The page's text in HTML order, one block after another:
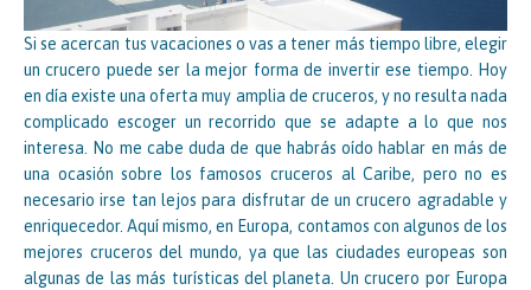
Si se acercan tus vacaciones o vas a tener más tiempo libre, elegir
un crucero puede ser la mejor forma de invertir ese tiempo. Hoy
en día existe una oferta muy amplia de cruceros, y no resulta nada
complicado escoger un recorrido que se adapte a lo que nos
interesa. No me cabe duda de que habrás oído hablar en más de
una ocasión sobre los famosos cruceros al Caribe, pero no es
necesario irse tan lejos para disfrutar de un crucero agradable y
enriquecedor. Aquí mismo, en Europa, contamos con algunos de los
mejores cruceros del mundo, ya que las ciudades europeas son
algunas de las más turísticas del planeta. Un crucero por Europa